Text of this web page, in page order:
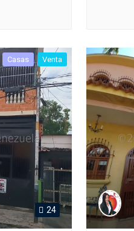
Casas Venta
24